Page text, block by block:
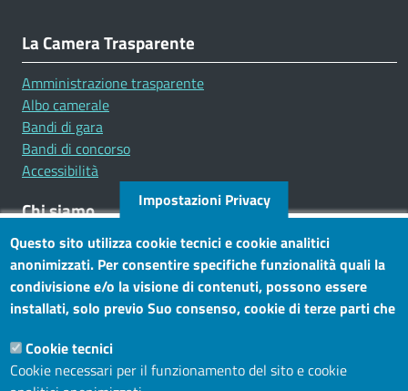
La Camera Trasparente
Amministrazione trasparente
Albo camerale
Bandi di gara
Bandi di concorso
Accessibilità
Chi siamo
Mission
Statuto e carta dei servizi
Social
Impostazioni Privacy
Questo sito utilizza cookie tecnici e cookie analitici
anonimizzati. Per consentire specifiche funzionalità quali la
condivisione e/o la visione di contenuti, possono essere
installati, solo previo Suo consenso, cookie di terze parti che
questo banner, può accettare tutti i cookies, selezionare le
categorie di cookie di cui consente l’utilizzo e/o modificare le
Cookie tecnici
Cookie necessari per il funzionamento del sito e cookie